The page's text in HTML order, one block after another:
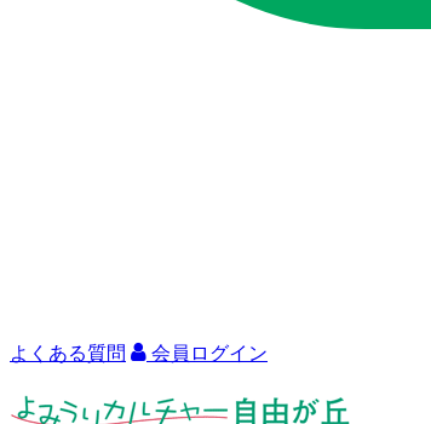
よくある質問 会員ログイン